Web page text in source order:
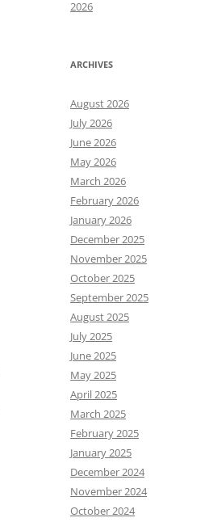
2026
ARCHIVES
August 2026
July 2026
June 2026
May 2026
March 2026
February 2026
January 2026
December 2025
November 2025
October 2025
September 2025
August 2025
July 2025
June 2025
May 2025
April 2025
March 2025
February 2025
January 2025
December 2024
November 2024
October 2024